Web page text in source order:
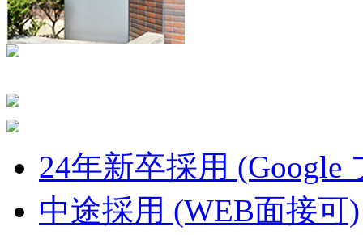
24年新卒採用 (Google
中途採用 (WEB面接可)